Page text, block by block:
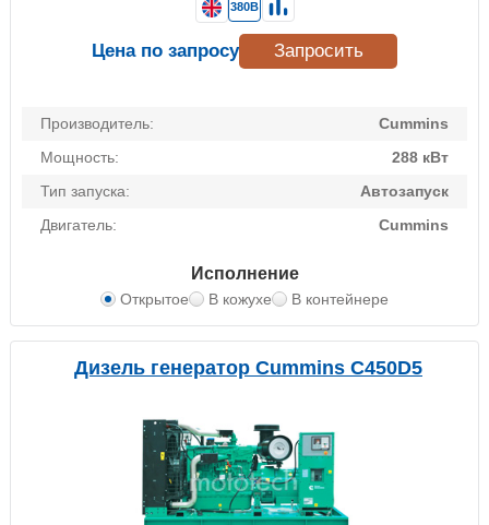
Производитель:
Cummins
Мощность:
288 кВт
Тип запуска:
Автозапуск
Двигатель:
Cummins
Исполнение
Открытое В кожухе В контейнере
380В
Цена по запросу Запросить
Дизель генератор Cummins C450D5